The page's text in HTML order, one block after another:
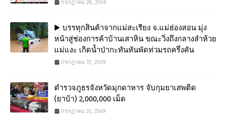
กรกฎาคม 28, 2569
▶️ บรรทุกสินค้าจากแม่สะเรียง จ.แม่ฮ่องสอน มุ่ง
หน้าสู่ช่องการค้าบ้านเสาหิน ขณะวิ่งถึงกลางลำห้วย
แม่แงะ เกิดน้ำป่ากะทันหันพัดท่วมรถครึ่งคัน
กรกฎาคม 31, 2569
ตำรวจภูธรจังหวัดมุกดาหาร จับกุมยาเสพติด
(ยาบ้า) 2,000,000 เม็ด
กรกฎาคม 31, 2569